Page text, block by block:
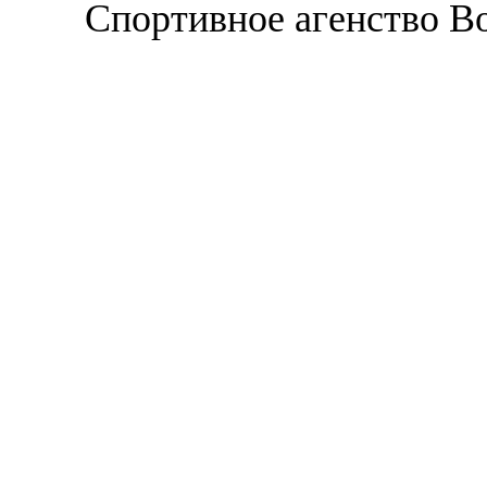
Спортивное агенство